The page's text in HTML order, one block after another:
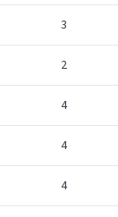
3
2
4
4
4